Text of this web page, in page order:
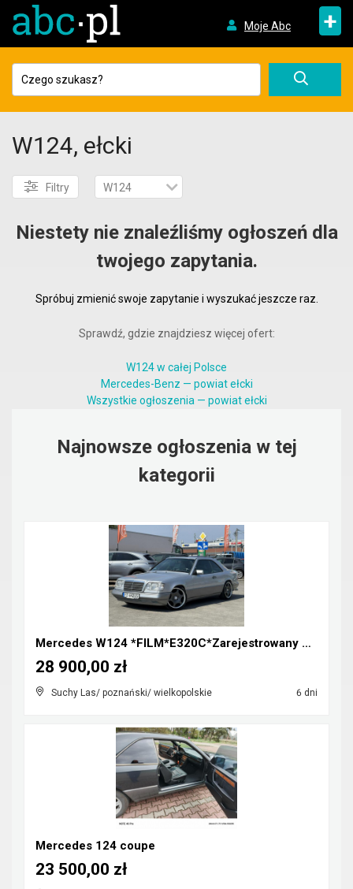
Moje Abc +
W124, ełcki
Filtry W124
Niestety nie znaleźliśmy ogłoszeń dla
twojego zapytania.
Spróbuj zmienić swoje zapytanie i wyszukać jeszcze raz.
Sprawdź, gdzie znajdziesz więcej ofert:
W124 w całej Polsce
Mercedes-Benz — powiat ełcki
Wszystkie ogłoszenia — powiat ełcki
Najnowsze ogłoszenia w tej
kategorii
Mercedes W124 *FILM*E320C*Zarejestrowany w Polsce*...
Suchy Las/ poznański/ wielkopolskie 6 dni
28 900,00 zł
Mercedes 124 coupe
23 500,00 zł